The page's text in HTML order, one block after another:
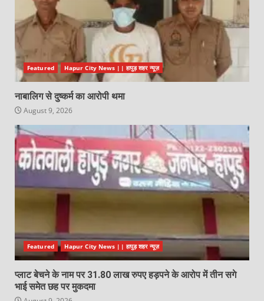
Featured Hapur City News || हापुड़ शहर न्यूज़
नाबालिग से दुष्कर्म का आरोपी थमा
August 9, 2026
Featured Hapur City News || हापुड़ शहर न्यूज़
प्लाट बेचने के नाम पर 31.80 लाख रुपए हड़पने के आरोप में तीन सगे
भाई समेत छह पर मुकदमा